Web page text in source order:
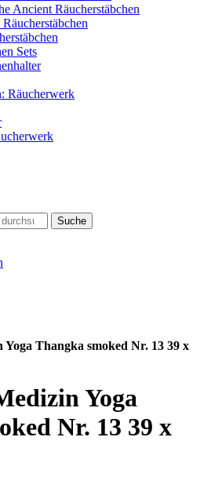
Ancient Räucherstäbchen
Sets
Räucherwerk
Suche
Thangka smoked Nr. 13 39 x
Yoga
Nr. 13 39 x